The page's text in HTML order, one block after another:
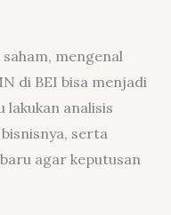
mengenal
di BEI bisa menjadi
lakukan analisis
serta
agar keputusan